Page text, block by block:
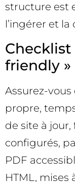
structure est
l’ingérer et la
friendly »
Assurez-
propre,
de site à
configurés,
PDF
HTML, mises